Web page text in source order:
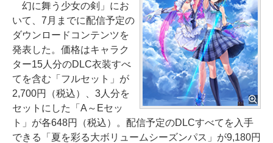
幻に舞う少女の剣」にお
いて、7月までに配信予定の
ダウンロードコンテンツを
発表した。価格はキャラク
ター15人分のDLC衣装すべ
てを含む「フルセット」が
2,700円（税込）、3人分を
セットにした「A～Eセッ
ト」が各648円（税込）。配信予定のDLCすべてを入手
できる「夏を彩る大ボリュームシーズンパス」が9,180円